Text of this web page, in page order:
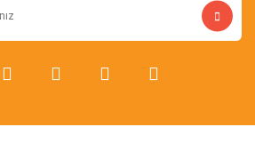
alternatifler olmalı.